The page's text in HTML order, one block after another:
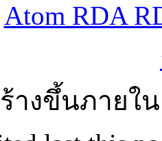
Atom RDA
งขึ้นภายใน